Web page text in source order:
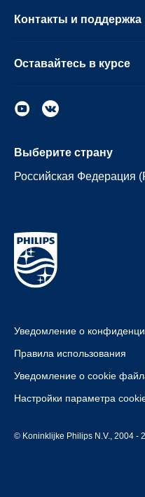
Контакты и поддержка
Оставайтесь в курсе
Выберите страну
Российская Федерация
Уведомление о
Правила использования
Уведомление о cookie
Настройки параметра
© Koninklijke Philips N.V., 2004